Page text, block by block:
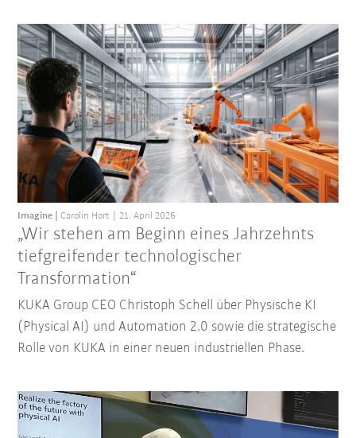
„Wir stehen am Beginn eines Jahrzehnts
tiefgreifender technologischer
Transformation“
Imagine Carolin Hort 21. April 2026
KUKA Group CEO Christoph Schell über Physische KI
(Physical AI) und Automation 2.0 sowie die strategische
Rolle von KUKA in einer neuen industriellen Phase.